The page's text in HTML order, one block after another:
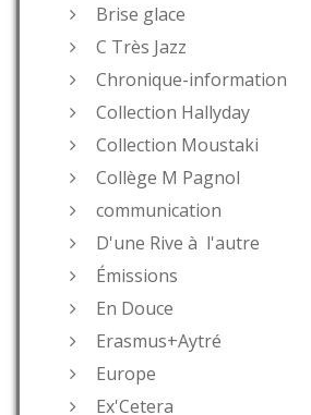
Brise glace
C Très Jazz
Chronique-information
Collection Hallyday
Collection Moustaki
Collège M Pagnol
communication
D'une Rive à l'autre
Émissions
En Douce
Erasmus+Aytré
Europe
Ex'Cetera